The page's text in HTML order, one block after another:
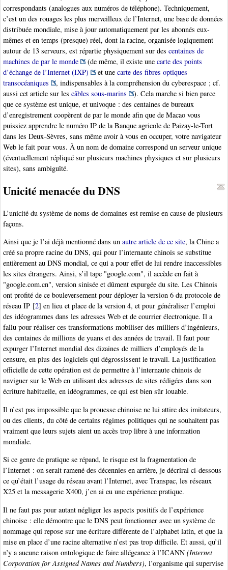
correspondants (analogues aux numéros de téléphone). Techniquement,
c’est un des rouages les plus merveilleux de l’Internet, une base de données
distribuée mondiale, mise à jour automatiquement par les abonnés eux-
mêmes et en temps (presque) réel, dont la racine, organisée logiquement
autour de 13 serveurs, est répartie physiquement sur des centaines de
machines de par le monde
(de même, il existe une carte des points
d’échange de l’Internet (IXP)
et une carte des fibres optiques
transocéaniques
, indispensables à la compréhension du cyberespace ; cf.
aussi cet article sur les câbles sous-marins
). Cela marche si bien parce
que ce système est unique, et univoque : des centaines de bureaux
d’enregistrement coopèrent de par le monde afin que de Macao vous
puissiez apprendre le numéro IP de la Banque agricole de Paizay-le-Tort
dans les Deux-Sèvres, sans même avoir à vous en occuper, votre navigateur
Web le fait pour vous. À un nom de domaine correspond un serveur unique
(éventuellement répliqué sur plusieurs machines physiques et sur plusieurs
sites), sans ambiguïté.
Unicité menacée du DNS
L’unicité du système de noms de domaines est remise en cause de plusieurs
façons.
Ainsi que je l’ai déjà mentionné dans un autre article de ce site, la Chine a
créé sa propre racine du DNS, qui pour l’internaute chinois se substitue
entièrement au DNS mondial, ce qui a pour effet de lui rendre inaccessibles
les sites étrangers. Ainsi, s’il tape "google.com", il accède en fait à
"google.com.cn", version sinisée et dûment expurgée du site. Les Chinois
ont profité de ce bouleversement pour déployer la version 6 du protocole de
réseau IP [2] en lieu et place de la version 4, et pour généraliser l’emploi
des idéogrammes dans les adresses Web et de courrier électronique. Il a
fallu pour réaliser ces transformations mobiliser des milliers d’ingénieurs,
des centaines de millions de yuans et des années de travail. Il faut pour
expurger l’Internet mondial des dizaines de milliers d’employés de la
censure, en plus des logiciels qui dégrossissent le travail. La justification
officielle de cette opération est de permettre à l’internaute chinois de
naviguer sur le Web en utilisant des adresses de sites rédigées dans son
écriture habituelle, en idéogrammes, ce qui est bien sûr louable.
Il n’est pas impossible que la prouesse chinoise ne lui attire des imitateurs,
ou des clients, du côté de certains régimes politiques qui ne souhaitent pas
vraiment que leurs sujets aient un accès trop libre à une information
mondiale.
Si ce genre de pratique se répand, le risque est la fragmentation de
l’Internet : on serait ramené des décennies en arrière, je décrirai ci-dessous
ce qu’était l’usage du réseau avant l’Internet, avec Transpac, les réseaux
X25 et la messagerie X400, j’en ai eu une expérience pratique.
Il ne faut pas pour autant négliger les aspects positifs de l’expérience
chinoise : elle démontre que le DNS peut fonctionner avec un système de
nommage qui repose sur une écriture différente de l’alphabet latin, et que la
mise en place d’une racine alternative n’est pas trop difficile. Et aussi, qu’il
n’y a aucune raison ontologique de faire allégeance à l’ICANN (Internet
Corporation for Assigned Names and Numbers), l’organisme qui supervise